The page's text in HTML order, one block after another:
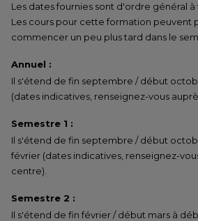
Les dates fournies sont d'ordre général à
Les cours pour cette formation peuvent
commencer un peu plus tard dans le
Annuel :
Il s'étend de fin septembre / début
(dates indicatives, renseignez-vous
Semestre 1 :
Il s'étend de fin septembre / début
février (dates indicatives, renseignez-
centre).
Semestre 2 :
Il s'étend de fin février / début mars à